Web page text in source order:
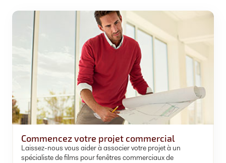
Commencez votre projet commercial
Laissez-nous vous aider à associer votre projet à un
spécialiste de films pour fenêtres commerciaux de